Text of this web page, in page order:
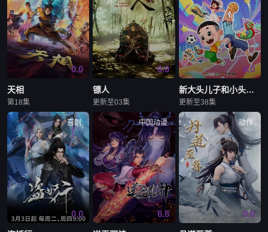
0.0
天相
第18集
0.0
镖人
更新至03集
0.0
新大头儿子和小头爸爸——运动中国行
更新至38集
喜剧
0.0
中国动漫
6.8
动作
0.0